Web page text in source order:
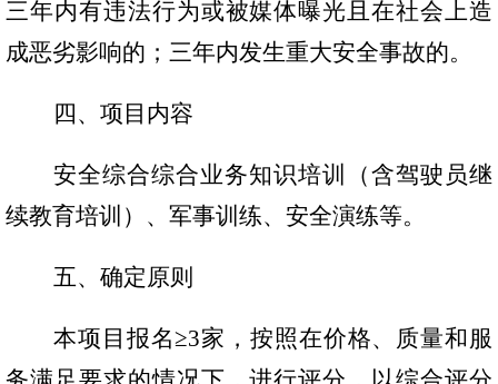
三年内有违法行为或被媒体曝光且在社会上造
成恶劣影响的；三年内发生重大安全事故的。
四、项目内容
安全综合综合业务知识培训（含驾驶员继
续教育培训）、军事训练、安全演练等。
五、确定原则
本项目报名≥3家，按照在价格、质量和服